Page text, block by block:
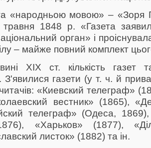
«народньою мовою» – «Зоря
травня 1848 р. «Газета
орган» і
– майже повний комплект
XIX ст. кількість газет
З'явилися газети (у т. ч. й
«Киевский телеграф»
вестник» (1865),
телеграф» (Одеса, 1869),
«Харьков» (1877),
листок» (1882) та ін.